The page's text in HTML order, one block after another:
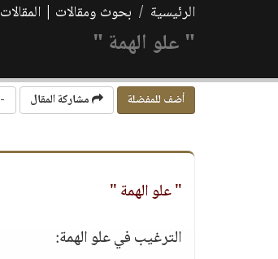
الرئيسية بحوث ومقالات | المقالات
" علو الهمة "
أضف للمفضلة مشاركة المقال -
" علو الهمة "
الترغيب في علو الهمة: